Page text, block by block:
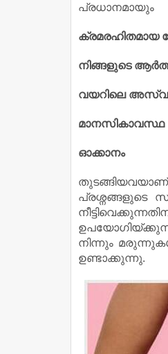
പ്രധാനമായും
ക്രമരഹിതമായ
നിങ്ങളുടെ
വയറിലെ
മാനസികാവസ്ഥ
ഓക്കാനം
നിന്നും
ഉണ്ടാക്കുന്നു.